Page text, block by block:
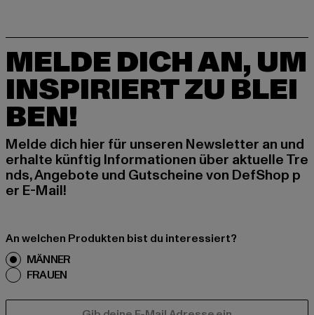
MELDE DICH AN, UM
INSPIRIERT ZU BLEI
BEN!
Melde dich hier für unseren Newsletter an und
erhalte künftig Informationen über aktuelle Tre
nds, Angebote und Gutscheine von DefShop p
er E-Mail!
An welchen Produkten bist du interessiert?
MÄNNER
FRAUEN